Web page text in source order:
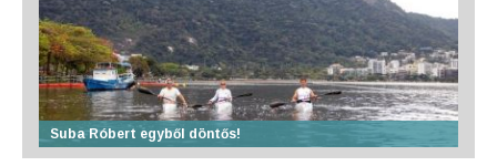
Suba Róbert egyből döntős!